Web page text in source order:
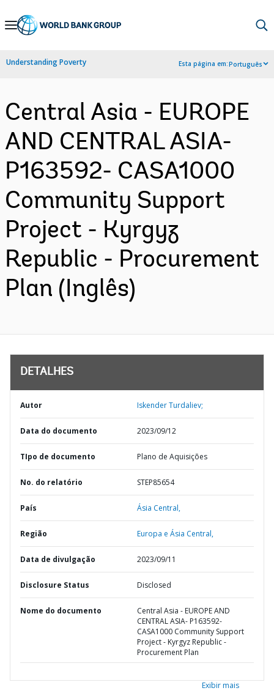
Skip
Navigation
Understanding Poverty Esta página em:Português
Central Asia - EUROPE
AND CENTRAL ASIA-
P163592- CASA1000
Community Support
Project - Kyrgyz
Republic - Procurement
Plan (Inglês)
DETALHES
Autor Iskender Turdaliev;
Data do documento 2023/09/12
TIpo de documento Plano de Aquisições
No. do relatório STEP85654
País Ásia Central,
Região Europa e Ásia Central,
Data de divulgação 2023/09/11
Disclosure Status Disclosed
Nome do documento
Central Asia - EUROPE AND
CENTRAL ASIA- P163592-
CASA1000 Community Support
Project - Kyrgyz Republic -
Procurement Plan
Exibir mais